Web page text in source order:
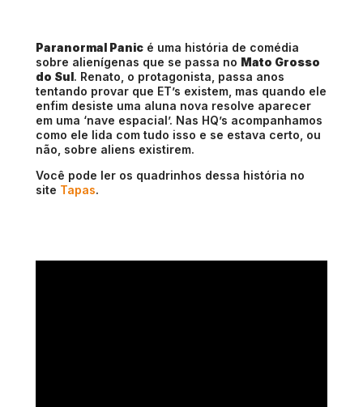
Paranormal Panic é uma história de comédia
sobre alienígenas que se passa no Mato Grosso
do Sul. Renato, o protagonista, passa anos
tentando provar que ET’s existem, mas quando ele
enfim desiste uma aluna nova resolve aparecer
em uma ‘nave espacial’. Nas HQ’s acompanhamos
como ele lida com tudo isso e se estava certo, ou
não, sobre aliens existirem.
Você pode ler os quadrinhos dessa história no
site Tapas.